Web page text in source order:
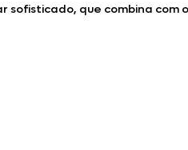
que combina com